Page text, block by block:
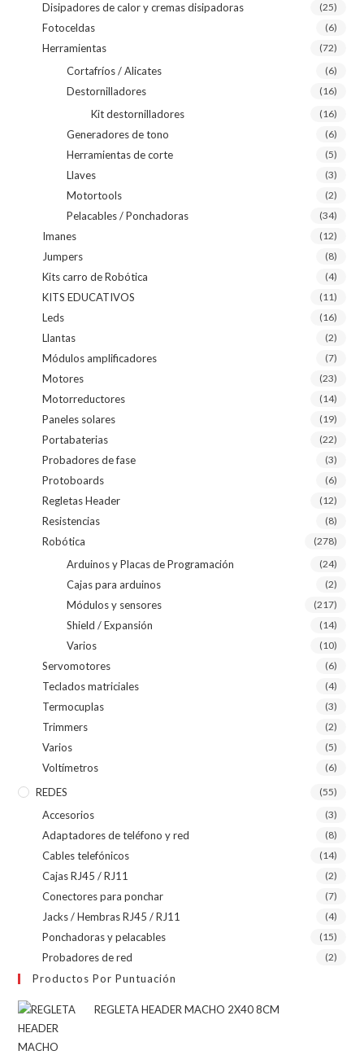
Disipadores de calor y cremas disipadoras (25)
Fotoceldas (6)
Herramientas (72)
Cortafríos / Alicates (6)
Destornilladores (16)
Kit destornilladores (16)
Generadores de tono (6)
Herramientas de corte (5)
Llaves (3)
Motortools (2)
Pelacables / Ponchadoras (34)
Imanes (12)
Jumpers (8)
Kits carro de Robótica (4)
KITS EDUCATIVOS (11)
Leds (16)
Llantas (2)
Módulos amplificadores (7)
Motores (23)
Motorreductores (14)
Paneles solares (19)
Portabaterias (22)
Probadores de fase (3)
Protoboards (6)
Regletas Header (12)
Resistencias (8)
Robótica (278)
Arduinos y Placas de Programación (24)
Cajas para arduinos (2)
Módulos y sensores (217)
Shield / Expansión (14)
Varios (10)
Servomotores (6)
Teclados matriciales (4)
Termocuplas (3)
Trimmers (2)
Varios (5)
Voltímetros (6)
REDES (55)
Accesorios (3)
Adaptadores de teléfono y red (8)
Cables telefónicos (14)
Cajas RJ45 / RJ11 (2)
Conectores para ponchar (7)
Jacks / Hembras RJ45 / RJ11 (4)
Ponchadoras y pelacables (15)
Probadores de red (2)
Productos Por Puntuación
REGLETA HEADER MACHO 2X40 8CM